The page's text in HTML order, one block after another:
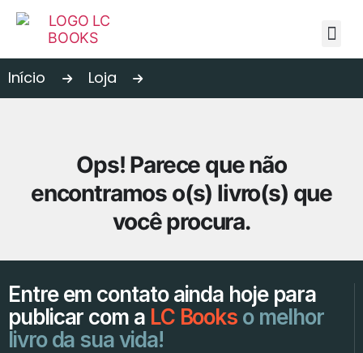
Início Loja
Ops! Parece que não
encontramos o(s) livro(s) que
você procura.
Entre em contato ainda hoje para
publicar com a LC Books o melhor
livro da sua vida!